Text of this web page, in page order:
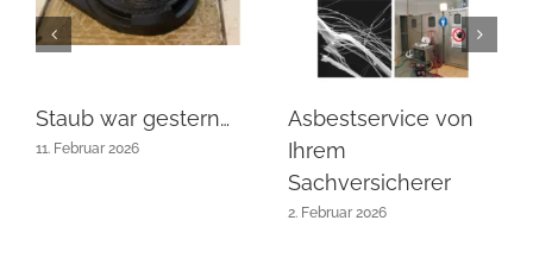
Staub war gestern…
11. Februar 2026
Asbestservice von
Ihrem
Sachversicherer
2. Februar 2026